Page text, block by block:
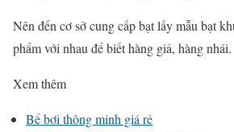
Nên đến cơ sở cung cấp bạt lấy mẫu bạt
phẩm với nhau để biết hàng giả, hàng nhái.
Xem thêm
Bể bơi thông minh giá rẻ